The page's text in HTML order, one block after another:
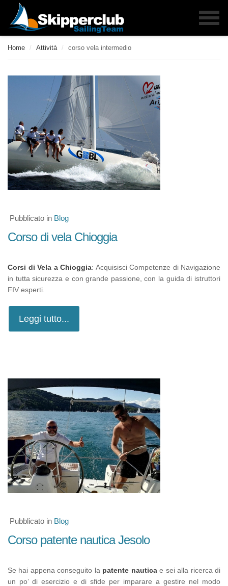
Home / Attività / corso vela intermedio
Pubblicato in Blog
Corso di vela Chioggia
Corsi di Vela a Chioggia: Acquisisci Competenze di Navigazione
in tutta sicurezza e con grande passione, con la guida di istruttori
FIV esperti.
Leggi tutto...
Pubblicato in Blog
Corso patente nautica Jesolo
Se hai appena conseguito la patente nauticae sei alla ricerca di
un po’ di esercizio e di sfide per imparare a gestire nel modo